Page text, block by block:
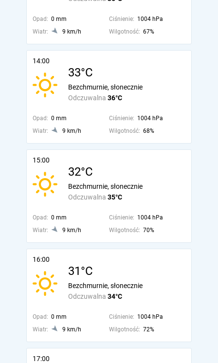
Opad: 0 mm Ciśnienie: 1004 hPa
Wiatr:
9 km/h Wilgotność: 67%
14:00
33°C
Odczuwalna 36°C
Bezchmurnie, słonecznie
Opad: 0 mm Ciśnienie: 1004 hPa
Wiatr:
9 km/h Wilgotność: 68%
15:00
32°C
Odczuwalna 35°C
Bezchmurnie, słonecznie
Opad: 0 mm Ciśnienie: 1004 hPa
Wiatr:
9 km/h Wilgotność: 70%
16:00
31°C
Odczuwalna 34°C
Bezchmurnie, słonecznie
Opad: 0 mm Ciśnienie: 1004 hPa
Wiatr:
9 km/h Wilgotność: 72%
17:00